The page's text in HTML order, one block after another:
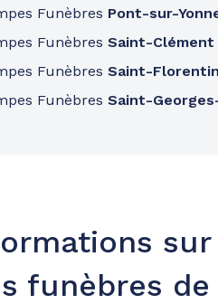
Funèbres Pont-sur-
Funèbres Saint-Clément
Funèbres Saint-Florentin
Funèbres Saint-
funèbres